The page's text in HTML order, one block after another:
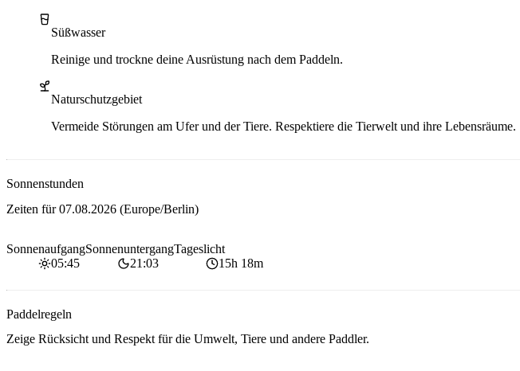
Süßwasser
Reinige und trockne deine Ausrüstung nach dem Paddeln.
Naturschutzgebiet
Vermeide Störungen am Ufer und der Tiere. Respektiere die Tierwelt und ihre Lebensräume.
Sonnenstunden
Zeiten für07.08.2026 (Europe/Berlin)
Sonnenaufgang
05:45
Sonnenuntergang
21:03
Tageslicht
15h 18m
Paddelregeln
Zeige Rücksicht und Respekt für die Umwelt, Tiere und andere Paddler.